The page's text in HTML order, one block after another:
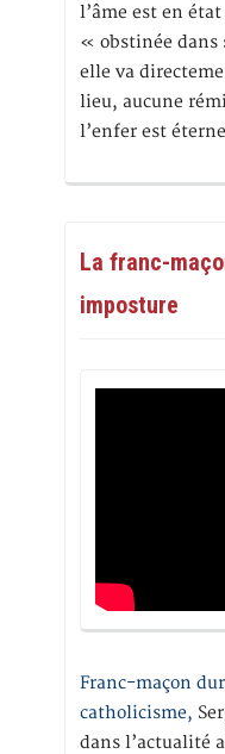
l’âme est en
« obstinée dans
elle va
lieu, aucune
l’enfer est
La franc-
imposture
Franc-maçon
catholicisme,
dans l’actualité